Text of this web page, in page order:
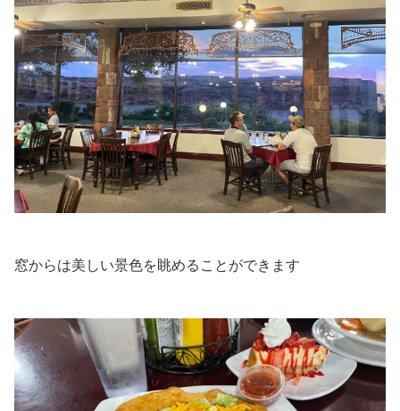
窓からは美しい景色を眺めることができます